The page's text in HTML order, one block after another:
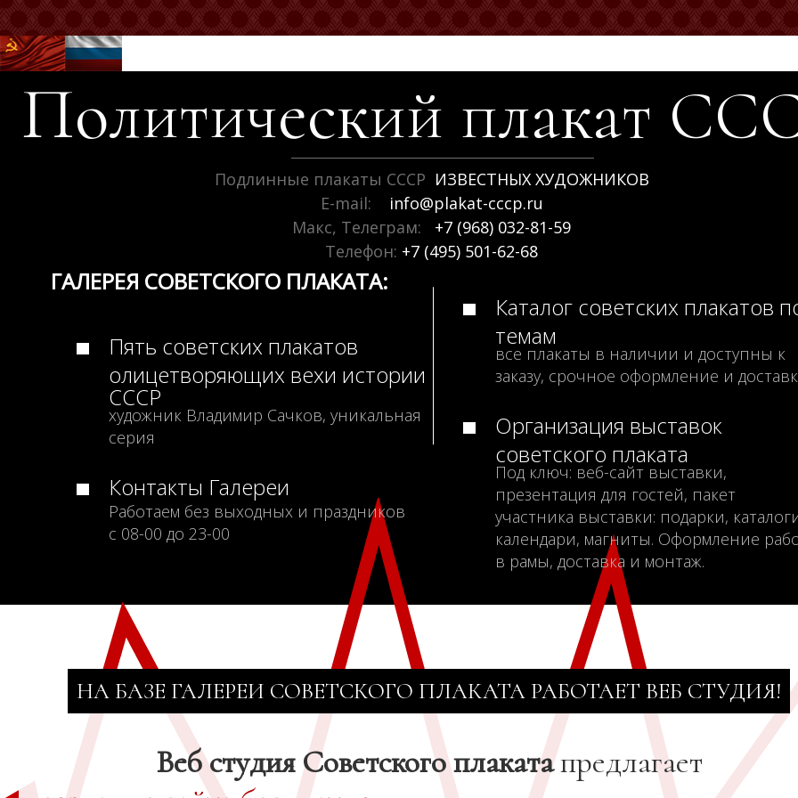
Политический плакат
Подлинные плакаты СССР ИЗВЕСТНЫХ ХУДОЖНИКОВ
E-mail:
info@plakat-cccp.ru
Макс, Телеграм:
+7 (968) 032-81-59
Телефон: +7 (495) 501-62-68
ГАЛЕРЕЯ СОВЕТСКОГО ПЛАКАТА:
Пять советских плакатов
олицетворяющих вехи истории
СССР
художник Владимир Сачков, уникальная
серия
Контакты Галереи
Работаем без выходных и праздников
с 08-00 до 23-00
Каталог советских плакатов
темам
все плакаты в наличии и доступны к
заказу, срочное оформление и
Организация выставок
советского плаката
Под ключ: веб-сайт выставки,
презентация для гостей, пакет
участника выставки: подарки,
календари, магниты. Оформление
в рамы, доставка и монтаж.
НА БАЗЕ ГАЛЕРЕИ СОВЕТСКОГО ПЛАКАТА РАБОТАЕТ ВЕБ СТУДИЯ!
Веб студия Советского плакатапредлагает